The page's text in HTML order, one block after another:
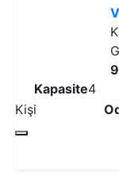
Kapasite4
Kişi